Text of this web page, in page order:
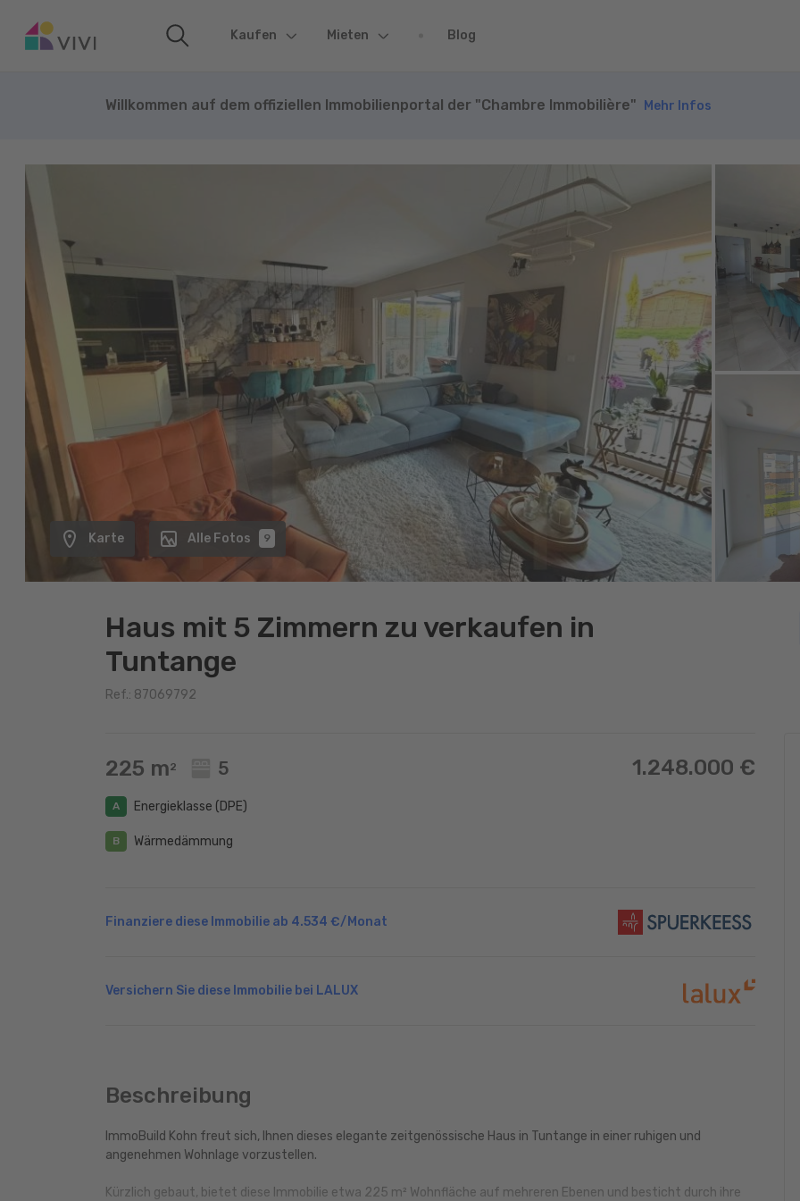
Kaufen (current)Mieten Blog
Willkommen auf dem offiziellen Immobilienportal der "Chambre Immobilière" Mehr Infos
Karte Alle Fotos 9
Haus mit 5 Zimmern zu verkaufen in
Tuntange
Ref.: 87069792
1.248.000 €
225 m2 5
A Energieklasse (DPE)
B Wärmedämmung
Finanziere diese Immobilie ab 4.534 €/Monat
Versichern Sie diese Immobilie bei LALUX
Beschreibung
ImmoBuild Kohn freut sich, Ihnen dieses elegante zeitgenössische Haus in Tuntange in einer ruhigen und
angenehmen Wohnlage vorzustellen.
Kürzlich gebaut, bietet diese Immobilie etwa 225 m² Wohnfläche auf mehreren Ebenen und besticht durch ihre